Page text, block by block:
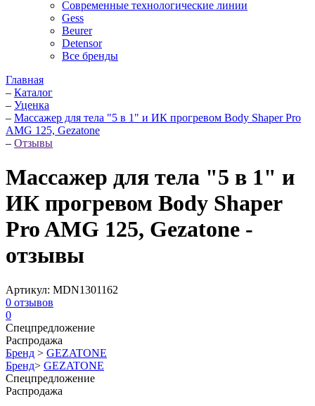
Современные технологические линии
Gess
Beurer
Detensor
Все бренды
Главная
– Каталог
– Уценка
– Массажер для тела "5 в 1" и ИК прогревом Body Shaper Pro
AMG 125, Gezatone
– Отзывы
Массажер для тела "5 в 1" и
ИК прогревом Body Shaper
Pro AMG 125, Gezatone -
отзывы
Артикул: MDN1301162
0 отзывов
0
Спецпредложение
Распродажа
Бренд > GEZATONE
Бренд> GEZATONE
Спецпредложение
Распродажа